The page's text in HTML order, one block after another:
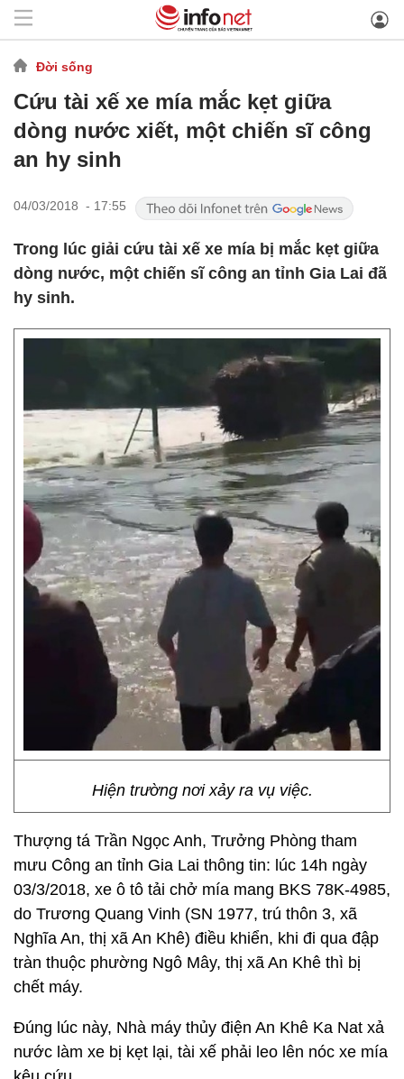
Đời sống
Cứu tài xế xe mía mắc kẹt giữa
dòng nước xiết, một chiến sĩ công
an hy sinh
04/03/2018 - 17:55
Trong lúc giải cứu tài xế xe mía bị mắc kẹt giữa
dòng nước, một chiến sĩ công an tỉnh Gia Lai đã
hy sinh.
Hiện trường nơi xảy ra vụ việc.
Thượng tá Trần Ngọc Anh, Trưởng Phòng tham
mưu Công an tỉnh Gia Lai thông tin: lúc 14h ngày
03/3/2018, xe ô tô tải chở mía mang BKS 78K-4985,
do Trương Quang Vinh (SN 1977, trú thôn 3, xã
Nghĩa An, thị xã An Khê) điều khiển, khi đi qua đập
tràn thuộc phường Ngô Mây, thị xã An Khê thì bị
chết máy.
Đúng lúc này, Nhà máy thủy điện An Khê Ka Nat xả
nước làm xe bị kẹt lại, tài xế phải leo lên nóc xe mía